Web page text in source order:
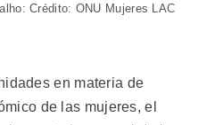
Crédito: ONU Mujeres LAC
en materia de
de las mujeres, el